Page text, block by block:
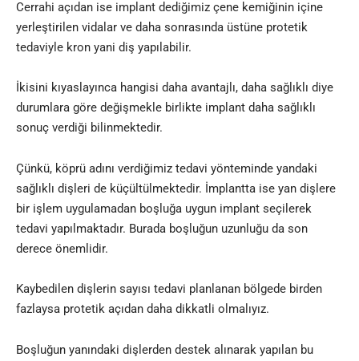
Cerrahi açıdan ise implant dediğimiz çene kemiğinin içine
yerleştirilen vidalar ve daha sonrasında üstüne protetik
tedaviyle kron yani diş yapılabilir.
İkisini kıyaslayınca hangisi daha avantajlı, daha sağlıklı diye
durumlara göre değişmekle birlikte implant daha sağlıklı
sonuç verdiği bilinmektedir.
Çünkü, köprü adını verdiğimiz tedavi yönteminde yandaki
sağlıklı dişleri de küçültülmektedir. İmplantta ise yan dişlere
bir işlem uygulamadan boşluğa uygun implant seçilerek
tedavi yapılmaktadır. Burada boşluğun uzunluğu da son
derece önemlidir.
Kaybedilen dişlerin sayısı tedavi planlanan bölgede birden
fazlaysa protetik açıdan daha dikkatli olmalıyız.
Boşluğun yanındaki dişlerden destek alınarak yapılan bu